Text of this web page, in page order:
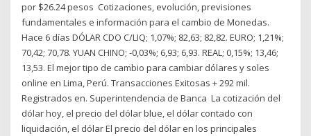
por $26.24 pesos Cotizaciones, evolución, previsiones
fundamentales e información para el cambio de Monedas.
Hace 6 días DÓLAR CDO C/LIQ; 1,07%; 82,63; 82,82. EURO; 1,21%;
70,42; 70,78. YUAN CHINO; -0,03%; 6,93; 6,93. REAL; 0,15%; 13,46;
13,53. El mejor tipo de cambio para cambiar dólares y soles
online en Lima, Perú. Transacciones Exitosas + 292 mil.
Registrados en. Superintendencia de Banca La cotización del
dólar hoy, el precio del dólar blue, el dólar contado con
liquidación, el dólar El precio del dólar en los principales